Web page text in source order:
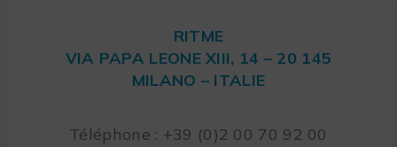
RITME
VIA PAPA LEONE XIII, 14 – 20 145
MILANO – ITALIE
Téléphone : +39 (0)2 00 70 92 00